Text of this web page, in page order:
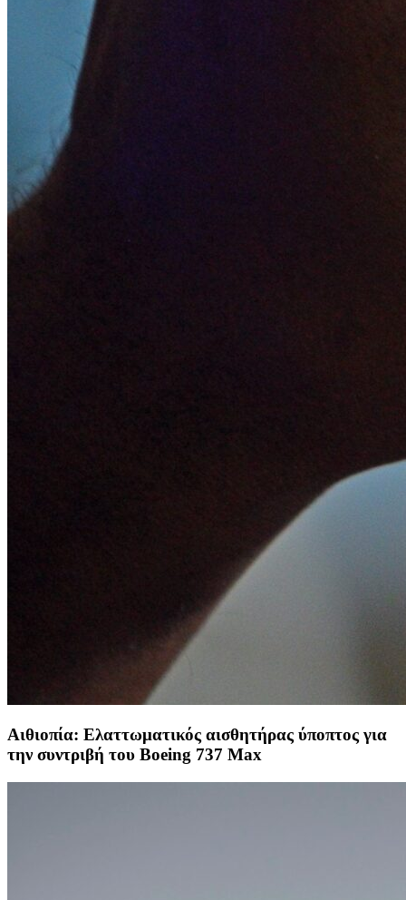
Αιθιοπία: Ελαττωματικός αισθητήρας ύποπτος για
την συντριβή του Boeing 737 Max